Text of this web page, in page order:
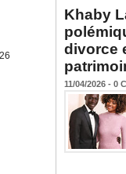
Khaby
divorce
11/04/2026 - 0